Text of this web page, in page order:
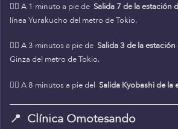
🚶‍♀️ A 1 minuto a pie de Salida 7 de la estación
línea Yurakucho del metro de Tokio.
🚶‍♀️ A 3 minutos a pie de Salida 3 de la
Ginza del metro de Tokio.
🚶‍♀️ A 8 minutos a pie del Salida Kyobashi de la
📍 Clínica Omotesando